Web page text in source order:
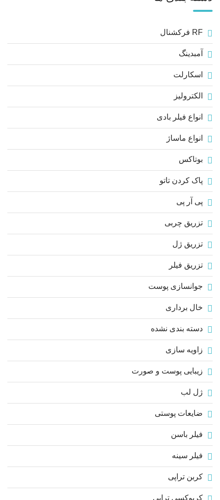
RF فرکشنال
آمبدینگ
اسکارلت
الکترولیز
انواع فیلر بادی
انواع ماساژ
بوتاکس
پاک کردن تاتو
پی آر پی
تزریق چربی
تزریق ژل
تزریق فیلر
جوانسازی پوست
خال برداری
دسته بندی نشده
زاویه سازی
زیبایی پوست و صورت
ژل لب
ضایعات پوستی
فیلر باسن
فیلر سینه
کربن تراپی
کربوکسی تراپی